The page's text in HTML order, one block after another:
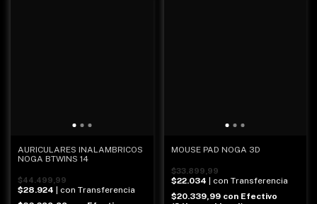
AURICULARES INALAMBRICOS
NOGA BTWINS 14
$44.499,99
$28.924
| con Transferencia
MOUSE PAD NOGA 3D
$33.899,99
$22.034
| con Transferencia
$20.339,99 con Efectivo